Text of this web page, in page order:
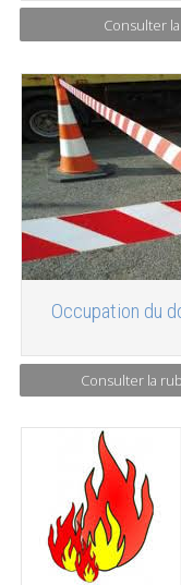
Consulter
Occupation du
Consulter la